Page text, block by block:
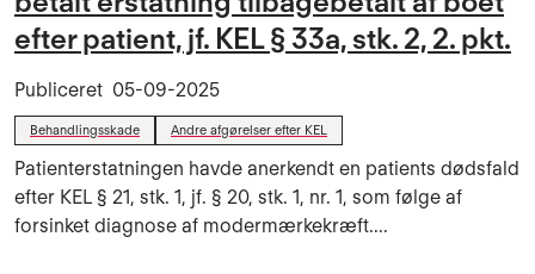
efter patient, jf. KEL § 33a, stk. 2, 2. pkt.
Publiceret 05-09-2025
Behandlingsskade Andre afgørelser efter KEL
Patienterstatningen havde anerkendt en patients dødsfald
efter KEL § 21, stk. 1, jf. § 20, stk. 1, nr. 1, som følge af
forsinket diagnose af modermærkekræft....